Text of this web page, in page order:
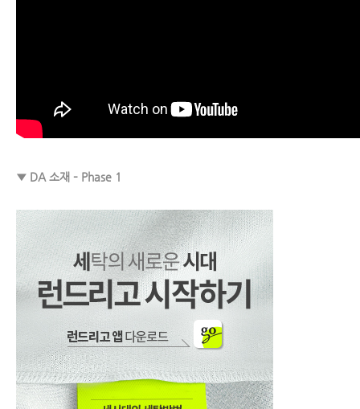
▼ DA 소재 – Phase 1